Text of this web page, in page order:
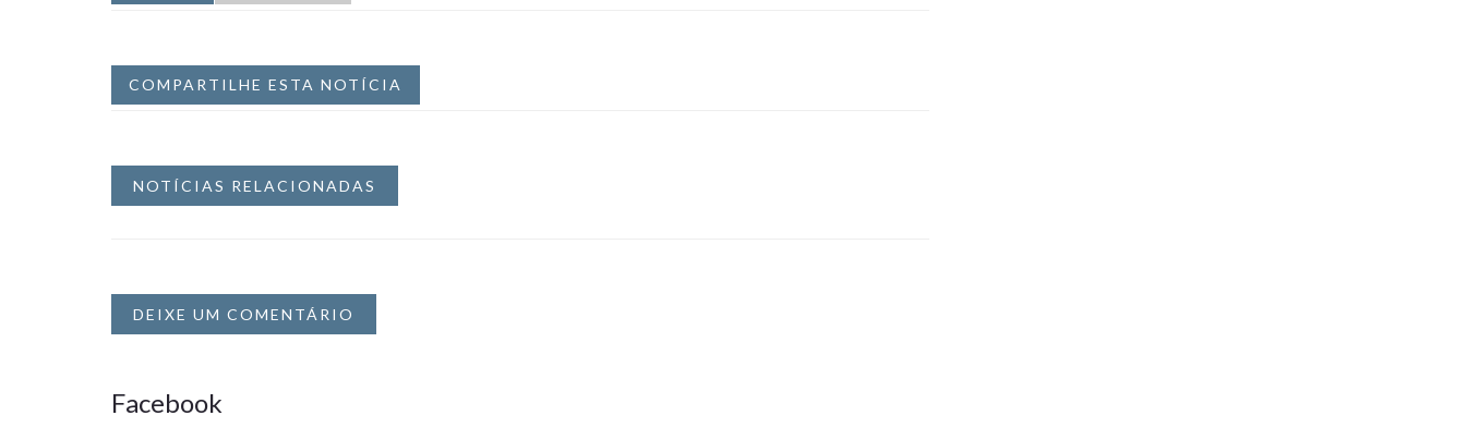
COMPARTILHE ESTA NOTÍCIA
NOTÍCIAS RELACIONADAS
DEIXE UM COMENTÁRIO
Facebook